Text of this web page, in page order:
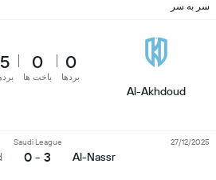
سر به سر
Al-Akhdoud
0
بردها
0
باخت ها
5
Al-Nassr
Saudi League
3 - 0
27/12/2025